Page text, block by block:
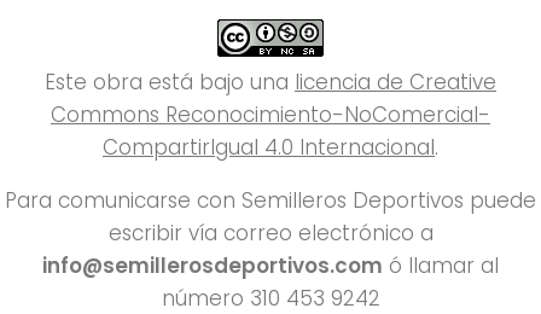
Este obra está bajo una licencia de Creative
Commons Reconocimiento-NoComercial-
CompartirIgual 4.0 Internacional.
Para comunicarse con Semilleros Deportivos puede
escribir vía correo electrónico a
info@semillerosdeportivos.com ó llamar al
número 310 453 9242